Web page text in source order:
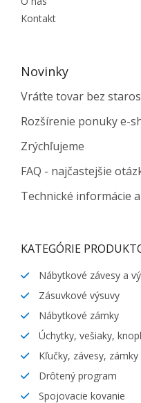
Kontakt
Novinky
Vráťte tovar bez
Rozšírenie ponuky e-
Zrýchľujeme
FAQ - najčastejšie
Technické informácie
KATEGÓRIE
Nábytkové závesy a
Zásuvkové výsuvy
Nábytkové zámky
Úchytky, vešiaky,
Kľučky, závesy, zámky
Drôtený program
Spojovacie kovanie